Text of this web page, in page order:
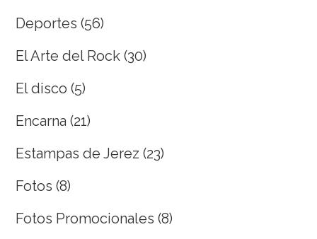
Deportes (56)
El Arte del Rock (30)
El disco (5)
Encarna (21)
Estampas de Jerez (23)
Fotos (8)
Fotos Promocionales (8)